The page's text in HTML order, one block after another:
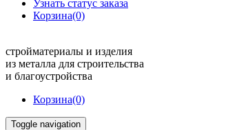
Узнать статус заказа
Корзина(0)
стройматериалы и изделия
из металла для строительства
и благоустройства
Корзина(0)
Toggle navigation